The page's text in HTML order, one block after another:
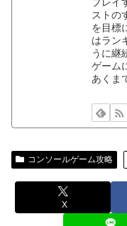
ストの
を目標
はラン
うに継
ゲーム
あくま
コンソールゲーム攻略
X